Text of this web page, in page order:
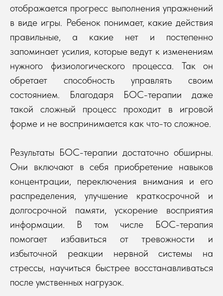
отображается прогресс выполнения упражнений
в виде игры. Ребенок понимает, какие действия
правильные, а какие нет и постепенно
запоминает усилия, которые ведут к изменениям
нужного физиологического процесса. Так он
обретает способность управлять своим
состоянием. Благодаря БОС-терапии даже
такой сложный процесс проходит в игровой
форме и не воспринимается как что-то сложное.
Результаты БОС-терапии достаточно обширны.
Они включают в себя приобретение навыков
концентрации, переключения внимания и его
распределения, улучшение краткосрочной и
долгосрочной памяти, ускорение восприятия
информации. В том числе БОС-терапия
помогает избавиться от тревожности и
избыточной реакции нервной системы на
стрессы, научиться быстрее восстанавливаться
после умственных нагрузок.